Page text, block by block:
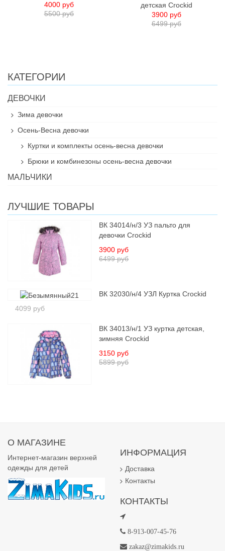
5500 руб
4000 руб
детcкая Crockid
6499 руб
3900 руб
КАТЕГОРИИ
ДЕВОЧКИ
Зима девочки
Осень-Весна девочки
Куртки и комплекты осень-весна девочки
Брюки и комбинезоны осень-весна девочки
МАЛЬЧИКИ
ЛУЧШИЕ ТОВАРЫ
ВК 34014/н/3 УЗ пальто для
девочки Crockid
6499 руб
3900 руб
ВК 32030/н/4 УЗЛ Куртка Crockid
4099 руб
ВК 34013/н/1 УЗ куртка детская,
зимняя Crockid
5899 руб
3150 руб
О МАГАЗИНЕ
Интернет-магазин верхней
одежды для детей
ИНФОРМАЦИЯ
Доставка
Контакты
КОНТАКТЫ
8-913-007-45-76
zakaz@zimakids.ru